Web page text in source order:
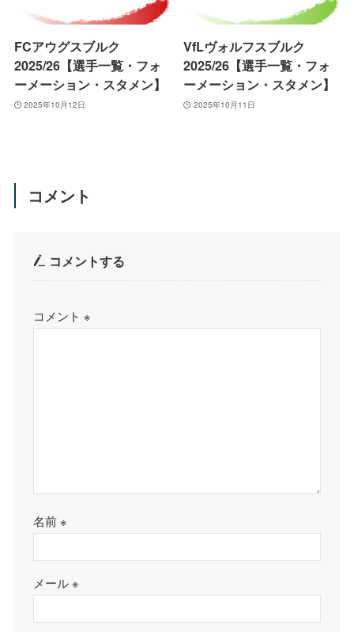
FCアウグスブルク
2025/26【選手一覧・フォ
ーメーション・スタメン】
2025年10月12日
VfLヴォルフスブルク
2025/26【選手一覧・フォ
ーメーション・スタメン】
2025年10月11日
コメント
コメントする
コメント※
名前※
メール※